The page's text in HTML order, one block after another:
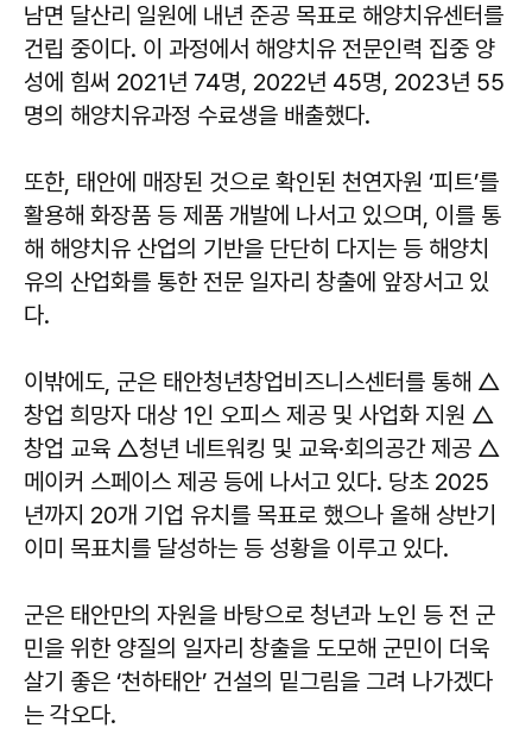
남면 달산리 일원에 내년 준공 목표로 해양치유센터를
건립 중이다. 이 과정에서 해양치유 전문인력 집중 양
성에 힘써 2021년 74명, 2022년 45명, 2023년 55
명의 해양치유과정 수료생을 배출했다.
또한, 태안에 매장된 것으로 확인된 천연자원 ‘피트’를
활용해 화장품 등 제품 개발에 나서고 있으며, 이를 통
해 해양치유 산업의 기반을 단단히 다지는 등 해양치
유의 산업화를 통한 전문 일자리 창출에 앞장서고 있
다.
이밖에도, 군은 태안청년창업비즈니스센터를 통해 △
창업 희망자 대상 1인 오피스 제공 및 사업화 지원 △
창업 교육 △청년 네트워킹 및 교육·회의공간 제공 △
메이커 스페이스 제공 등에 나서고 있다. 당초 2025
년까지 20개 기업 유치를 목표로 했으나 올해 상반기
이미 목표치를 달성하는 등 성황을 이루고 있다.
군은 태안만의 자원을 바탕으로 청년과 노인 등 전 군
민을 위한 양질의 일자리 창출을 도모해 군민이 더욱
살기 좋은 ‘천하태안’ 건설의 밑그림을 그려 나가겠다
는 각오다.